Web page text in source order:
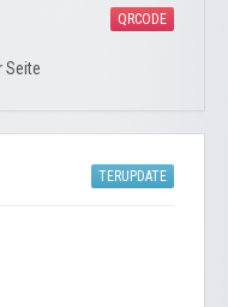
QRCODE
TERUPDATE